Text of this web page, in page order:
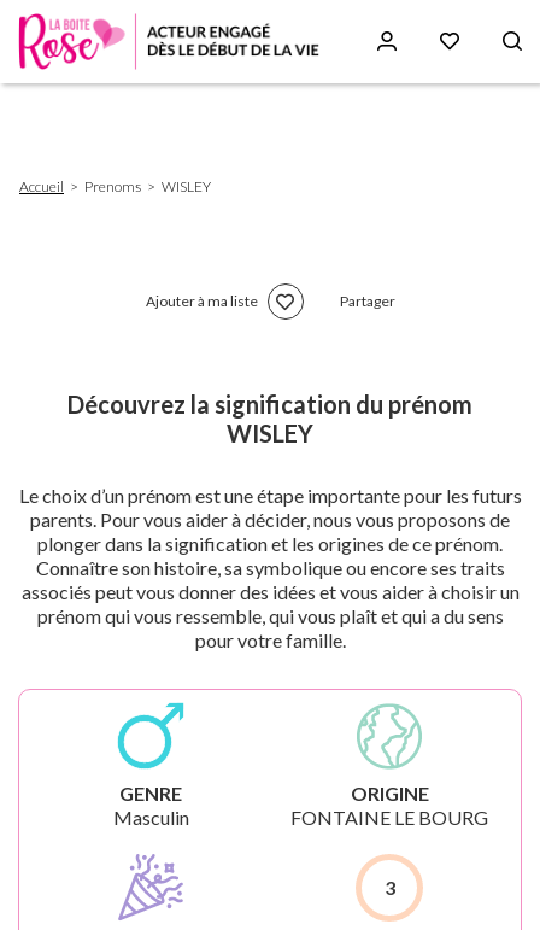
d'Ariane
Accueil Prenoms WISLEY
Ajouter à ma liste Partager
Découvrez la signification du prénom
WISLEY
Le choix d’un prénom est une étape importante pour les futurs
parents. Pour vous aider à décider, nous vous proposons de
plonger dans la signification et les origines de ce prénom.
Connaître son histoire, sa symbolique ou encore ses traits
associés peut vous donner des idées et vous aider à choisir un
prénom qui vous ressemble, qui vous plaît et qui a du sens
pour votre famille.
GENRE
Masculin
ORIGINE
FONTAINE LE BOURG
3